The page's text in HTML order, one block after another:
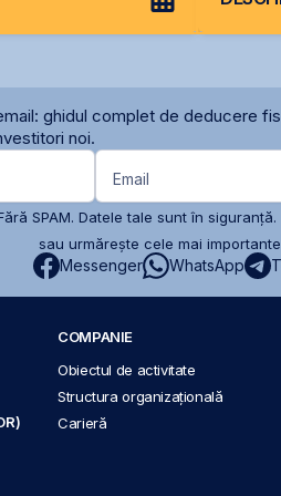
ghidul complet de deducere
noi.
Email
SPAM. Datele tale sunt în siguranță.
sau urmărește cele mai
Messenger WhatsApp
COMPANIE
Obiectul de activitate
Structura organizațională
Carieră